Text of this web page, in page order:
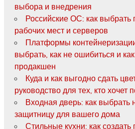
выбора и внедрения
Российские ОС: как
рабочих мест и серверов
Платформы
выбрать, как не ошибиться и как
продакшен
Куда и как выгодно сдать
руководство для тех, кто хочет
Входная дверь: как
защитницу для вашего дома
Стильные кухни: как создать